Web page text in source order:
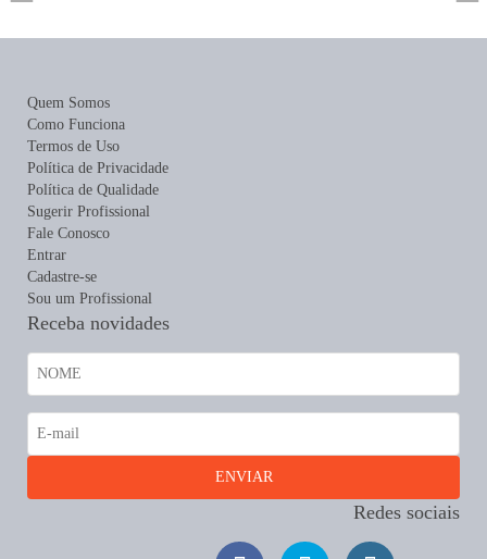
Quem Somos
Como Funciona
Termos de Uso
Política de Privacidade
Política de Qualidade
Sugerir Profissional
Fale Conosco
Entrar
Cadastre-se
Sou um Profissional
Receba novidades
Redes sociais